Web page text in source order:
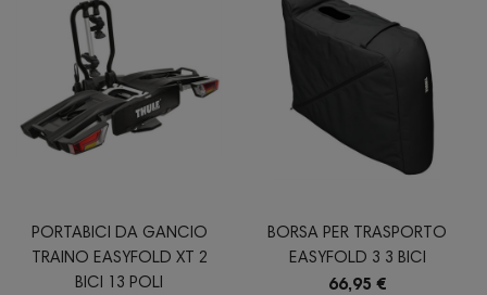
PORTABICI DA GANCIO
TRAINO EASYFOLD XT 2
BICI 13 POLI
BORSA PER TRASPORTO
EASYFOLD 3 3 BICI
66,95 €